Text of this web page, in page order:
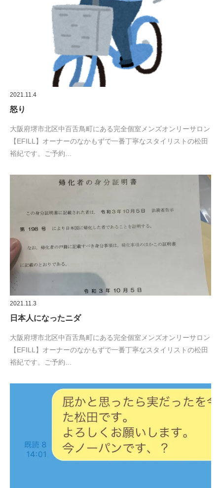
2021.11.4
怒り
大阪府堺市北区中百舌鳥町にある完全個室メンズオンリーサロン
【EFILL】オーナーのなかもずで一番丁寧なスタイリストの松田
裕紀です。ご予約…
2021.11.3
日本人になったニダ
大阪府堺市北区中百舌鳥町にある完全個室メンズオンリーサロン
【EFILL】オーナーのなかもずで一番丁寧なスタイリストの松田
裕紀です。ご予約…